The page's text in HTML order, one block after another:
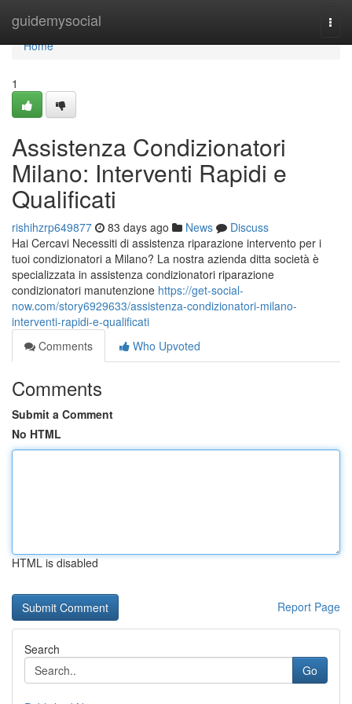
guidemysocial
Home
Home
1
Assistenza Condizionatori
Milano: Interventi Rapidi e
Qualificati
rishihzrp649877 83 days ago News
Discuss
Hai Cercavi Necessiti di assistenza riparazione intervento per i
tuoi condizionatori a Milano? La nostra azienda ditta società è
specializzata in assistenza condizionatori riparazione
condizionatori manutenzione https://get-social-
now.com/story6929633/assistenza-condizionatori-milano-
interventi-rapidi-e-qualificati
Comments
Who Upvoted
Comments
Submit a Comment
No HTML
HTML is disabled
Report Page
Search
Go